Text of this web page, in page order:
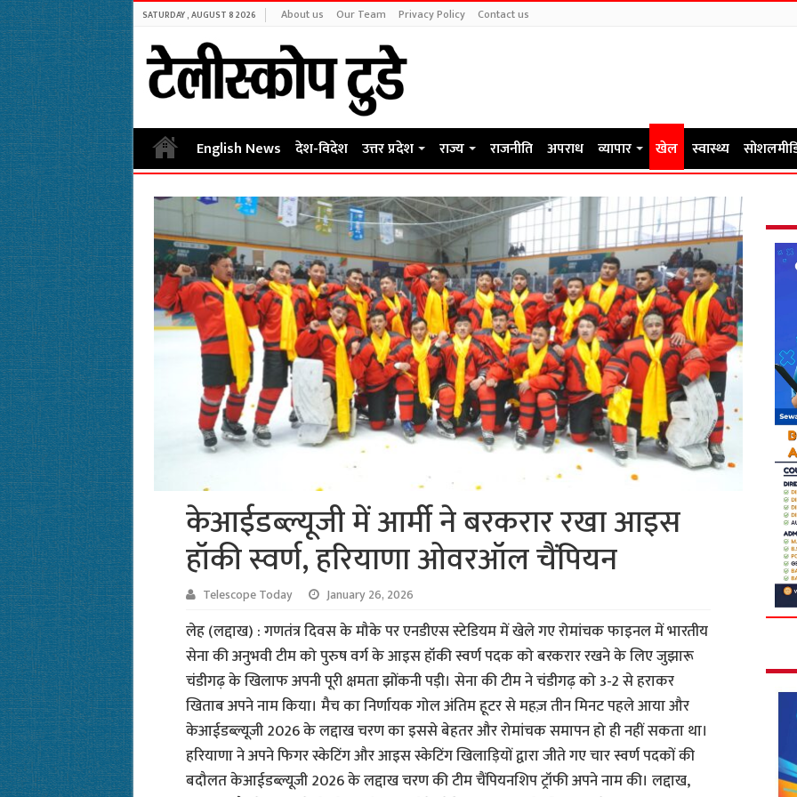
SATURDAY , AUGUST 8 2026 About us Our Team Privacy Policy Contact us
English News देश-विदेश उत्तर प्रदेश राज्य राजनीति अपराध व्यापार खेल स्वास्थ्य
केआईडब्ल्यूजी में आर्मी ने बरकरार रखा आइस
हॉकी स्वर्ण, हरियाणा ओवरऑल चैंपियन
Telescope Today January 26, 2026
लेह (लद्दाख) : गणतंत्र दिवस के मौके पर एनडीएस स्टेडियम में खेले गए रोमांचक फाइनल में भारतीय
सेना की अनुभवी टीम को पुरुष वर्ग के आइस हॉकी स्वर्ण पदक को बरकरार रखने के लिए जुझारू
चंडीगढ़ के खिलाफ अपनी पूरी क्षमता झोंकनी पड़ी। सेना की टीम ने चंडीगढ़ को 3-2 से हराकर
खिताब अपने नाम किया। मैच का निर्णायक गोल अंतिम हूटर से महज़ तीन मिनट पहले आया और
केआईडब्ल्यूजी 2026 के लद्दाख चरण का इससे बेहतर और रोमांचक समापन हो ही नहीं सकता था।
हरियाणा ने अपने फिगर स्केटिंग और आइस स्केटिंग खिलाड़ियों द्वारा जीते गए चार स्वर्ण पदकों की
बदौलत केआईडब्ल्यूजी 2026 के लद्दाख चरण की टीम चैंपियनशिप ट्रॉफी अपने नाम की। लद्दाख,